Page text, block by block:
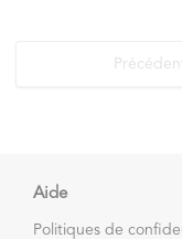
Aide
Politiques de